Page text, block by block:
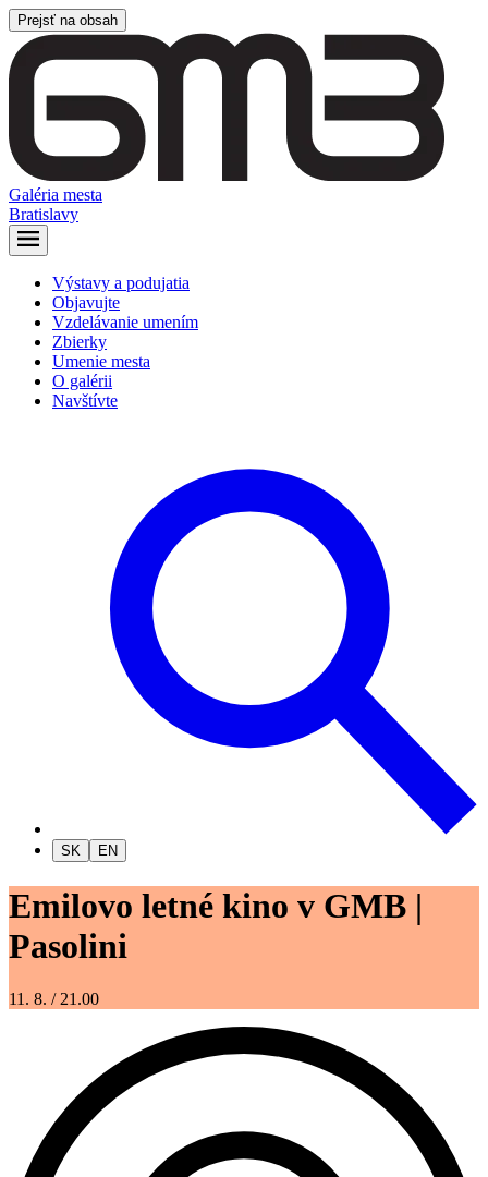
Prejsť na obsah
Galéria mesta
Bratislavy
Výstavy a podujatia
Objavujte
Vzdelávanie umením
Zbierky
Umenie mesta
O galérii
Navštívte
SK EN
Emilovo letné kino v GMB |
Pasolini
11. 8. / 21.00